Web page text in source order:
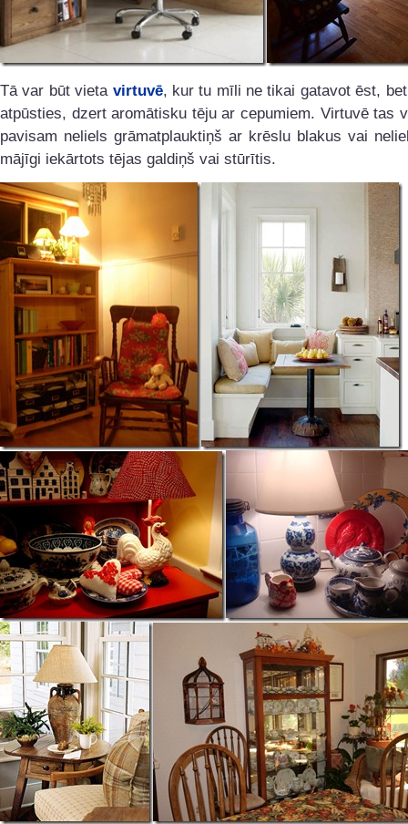
Tā var būt vieta virtuvē, kur tu mīli ne tikai gatavot ēst,
atpūsties, dzert aromātisku tēju ar cepumiem. Virtuvē tas
pavisam neliels grāmatplauktiņš ar krēslu blakus vai
mājīgi iekārtots tējas galdiņš vai stūrītis.